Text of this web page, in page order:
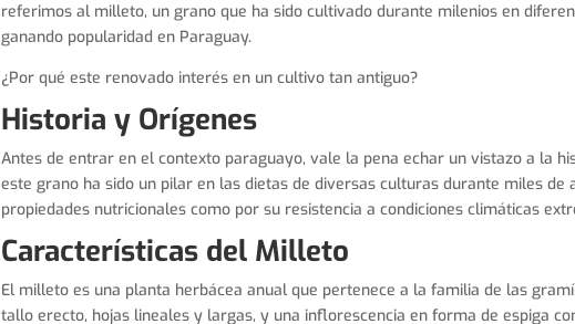
referimos al milleto, un grano que ha sido cultivado durante milenios en
ganando popularidad en Paraguay.
¿Por qué este renovado interés en un cultivo tan antiguo?
Historia y Orígenes
Antes de entrar en el contexto paraguayo, vale la pena echar un vistazo a la
este grano ha sido un pilar en las dietas de diversas culturas durante miles de
propiedades nutricionales como por su resistencia a condiciones climáticas
Características del Milleto
El milleto es una planta herbácea anual que pertenece a la familia de las
tallo erecto, hojas lineales y largas, y una inflorescencia en forma de espiga